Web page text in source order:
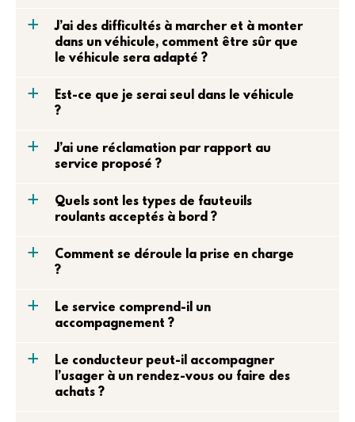
a
J’ai des difficultés à marcher et à monter
dans un véhicule, comment être sûr que
le véhicule sera adapté ?
a
Est-ce que je serai seul dans le véhicule
?
a
J’ai une réclamation par rapport au
service proposé ?
a
Quels sont les types de fauteuils
roulants acceptés à bord ?
a
Comment se déroule la prise en charge
?
a
Le service comprend-il un
accompagnement ?
a
Le conducteur peut-il accompagner
l’usager à un rendez-vous ou faire des
achats ?